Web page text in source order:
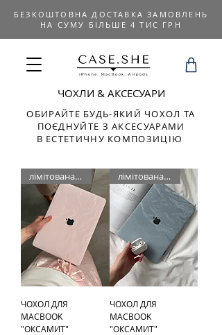
БЕЗКОШТОВНА ДОСТАВКА ЗАМОВЛЕНЬ
НА СУМУ БІЛЬШЕ 4 ТИС ГРН
ЧОХЛИ & АКСЕСУАРИ
ОБИРАЙТЕ БУДЬ-ЯКИЙ ЧОХОЛ ТА
ПОЄДНУЙТЕ З АКСЕСУАРАМИ
В ЕСТЕТИЧНУ КОМПОЗИЦІЮ
лімітована серія
ЧОХОЛ ДЛЯ
MACBOOK
"ОКСАМИТ"
лімітована серія
ЧОХОЛ ДЛЯ
MACBOOK
"ОКСАМИТ"